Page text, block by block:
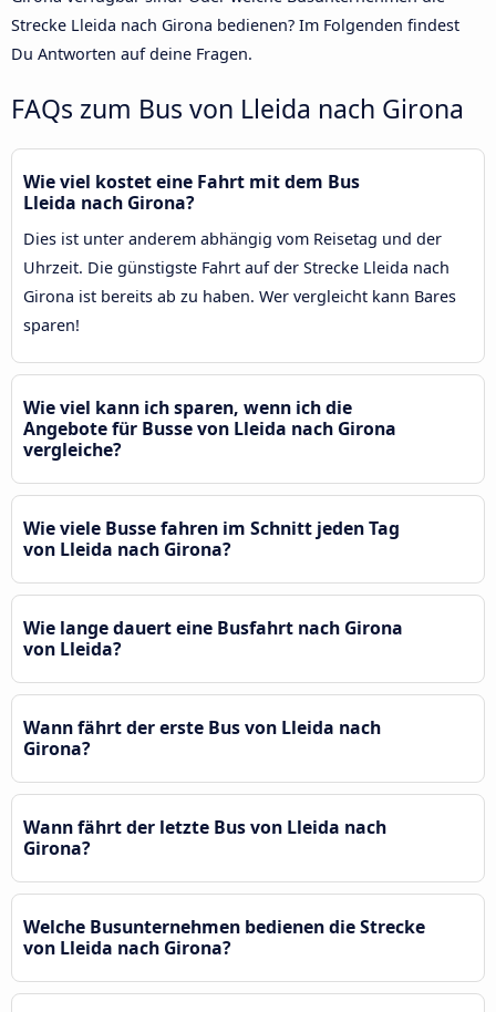
Strecke Lleida nach Girona bedienen? Im Folgenden findest
Du Antworten auf deine Fragen.
FAQs zum Bus von Lleida nach Girona
Wie viel kostet eine Fahrt mit dem Bus
Lleida nach Girona?
Dies ist unter anderem abhängig vom Reisetag und der
Uhrzeit. Die günstigste Fahrt auf der Strecke Lleida nach
Girona ist bereits ab zu haben. Wer vergleicht kann Bares
sparen!
Wie viel kann ich sparen, wenn ich die
Angebote für Busse von Lleida nach Girona
vergleiche?
Wie viele Busse fahren im Schnitt jeden Tag
von Lleida nach Girona?
Wie lange dauert eine Busfahrt nach Girona
von Lleida?
Wann fährt der erste Bus von Lleida nach
Girona?
Wann fährt der letzte Bus von Lleida nach
Girona?
Welche Busunternehmen bedienen die Strecke
von Lleida nach Girona?